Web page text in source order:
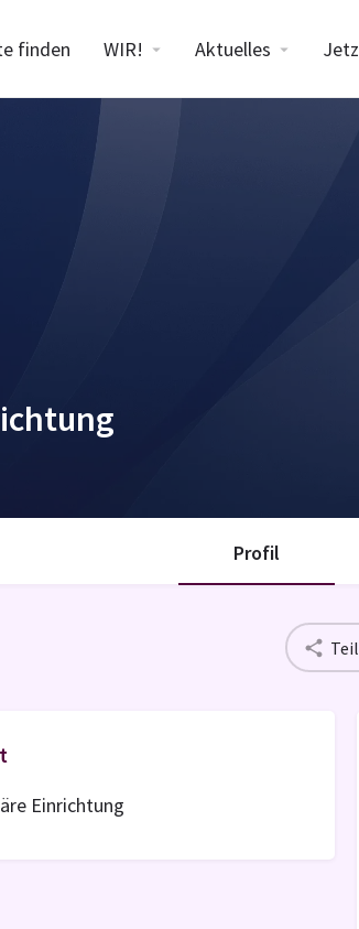
finden WIR! Aktuelles
Profil
Einrichtung